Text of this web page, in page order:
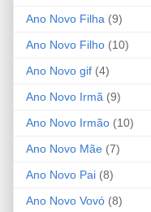
Ano Novo Filha (9)
Ano Novo Filho (10)
Ano Novo gif (4)
Ano Novo Irmã (9)
Ano Novo Irmão (10)
Ano Novo Mãe (7)
Ano Novo Pai (8)
Ano Novo Vovó (8)